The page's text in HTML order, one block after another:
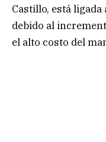
Castillo, está
debido al
el alto costo del